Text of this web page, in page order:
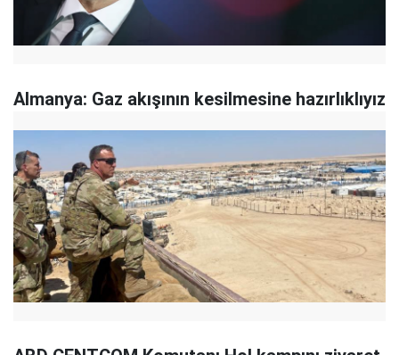
Almanya: Gaz akışının kesilmesine hazırlıklıyız